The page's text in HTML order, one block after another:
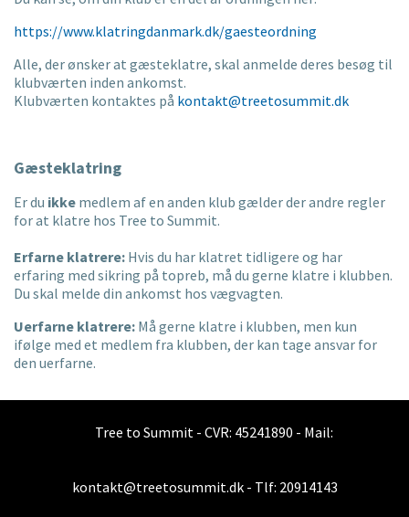
https://www.klatringdanmark.dk/gaesteordning
Alle, der ønsker at gæsteklatre, skal anmelde deres besøg til
klubværten inden ankomst.
Klubværten kontaktes på kontakt@treetosummit.dk
Gæsteklatring
Er du ikke medlem af en anden klub gælder der andre regler
for at klatre hos Tree to Summit.
Erfarne klatrere: Hvis du har klatret tidligere og har
erfaring med sikring på topreb, må du gerne klatre i klubben.
Du skal melde din ankomst hos vægvagten.
Uerfarne klatrere: Må gerne klatre i klubben, men kun
ifølge med et medlem fra klubben, der kan tage ansvar for
den uerfarne.
Tree to Summit - CVR: 45241890 - Mail:
kontakt@treetosummit.dk - Tlf: 20914143